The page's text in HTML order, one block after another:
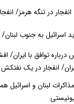
در تنگه هرمز/
به جنوب لبنان/
توافق با ایران/
انفجار در یک نفتکش
لبنان و اسرائیل